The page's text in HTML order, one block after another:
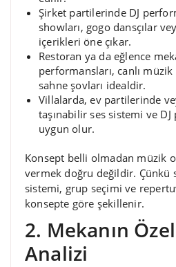
Şirket partilerinde DJ
showları, gogo dansçılar
içerikleri öne çıkar.
Restoran ya da eğlence
performansları, canlı
sahne şovları idealdir.
Villalarda, ev partilerinde
taşınabilir ses sistemi ve
uygun olur.
Konsept belli olmadan müzik
vermek doğru değildir. Çünkü
sistemi, grup seçimi ve
konsepte göre şekillenir.
2. Mekanın
Analizi